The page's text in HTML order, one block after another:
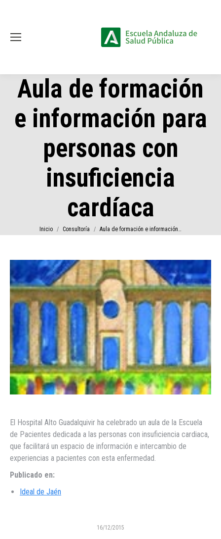
Aula de formación
e información para
personas con
insuficiencia
cardíaca
Estás aquí:
Inicio Consultoría Aula de formación e información…
El Hospital Alto Guadalquivir ha celebrado un aula de la Escuela
de Pacientes dedicada a las personas con insuficiencia cardiaca,
que facilitará un espacio de información e intercambio de
experiencias a pacientes con esta enfermedad.
Publicado en:
Ideal de Jaén
16/12/2015